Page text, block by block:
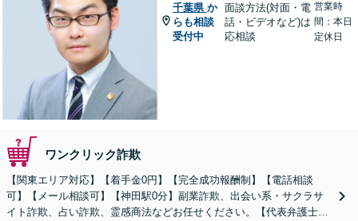
千葉県 か
らも相談
受付中
面談方法(対面・電
話・ビデオなど)は
応相談
営業時
間：本日
定休日
ワンクリック詐欺
【関東エリア対応】【着手金0円】【完全成功報酬制】【電話相談
可】【メール相談可】【神田駅0分】副業詐欺、出会い系・サクラサ
イト詐欺、占い詐欺、霊感商法などお任せください。【代表弁護士が